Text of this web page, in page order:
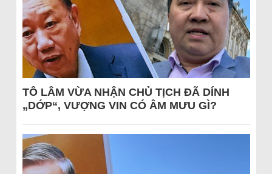
TÔ LÂM VỪA NHẬN CHỦ TỊCH ĐÃ DÍNH
„DỚP“, VƯỢNG VIN CÓ ÂM MƯU GÌ?